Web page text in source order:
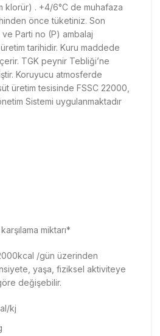
klorür) . +4/6°C de muhafaza
önce tüketiniz. Son
Parti no (P) ambalaj
tarihidir. Kuru maddede
TGK peynir Tebliği’ne
Koruyucu atmosferde
üretim tesisinde FSSC 22000,
Sistemi uygulanmaktadır
miktarı*
/gün üzerinden
yaşa, fiziksel aktiviteye
değişebilir.
kj